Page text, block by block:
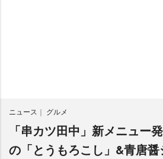
ニュース グルメ
「串カツ田中」新メニュー
の「とうもろこし」&青唐